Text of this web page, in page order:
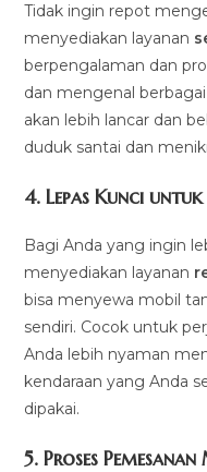
Tidak ingin repot
menyediakan layanan
berpengalaman dan
dan mengenal
akan lebih lancar dan
duduk santai dan
4.Lepas Kunci untuk
Bagi Anda yang ingin
menyediakan layanan
bisa menyewa mobil
sendiri. Cocok untuk
Anda lebih nyaman
kendaraan yang Anda
dipakai.
5.Proses